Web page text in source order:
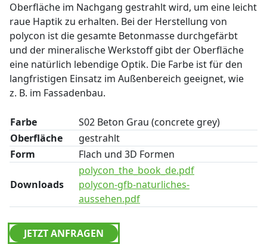
Oberfläche im Nachgang gestrahlt wird, um eine leicht
raue Haptik zu erhalten. Bei der Herstellung von
polycon ist die gesamte Betonmasse durchgefärbt
und der mineralische Werkstoff gibt der Oberfläche
eine natürlich lebendige Optik. Die Farbe ist für den
langfristigen Einsatz im Außenbereich geeignet, wie
z. B. im Fassadenbau.
Farbe
S02 Beton Grau (concrete grey)
Oberfläche
gestrahlt
Form
Flach und 3D Formen
Downloads
polycon_the_book_de.pdf
polycon-gfb-naturliches-
aussehen.pdf
JETZT ANFRAGEN